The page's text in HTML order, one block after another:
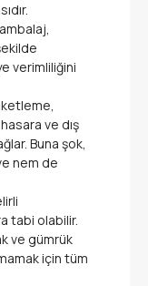
verimliliğini
ve dış
Buna şok,
nem de
tabi olabilir.
ve gümrük
için tüm